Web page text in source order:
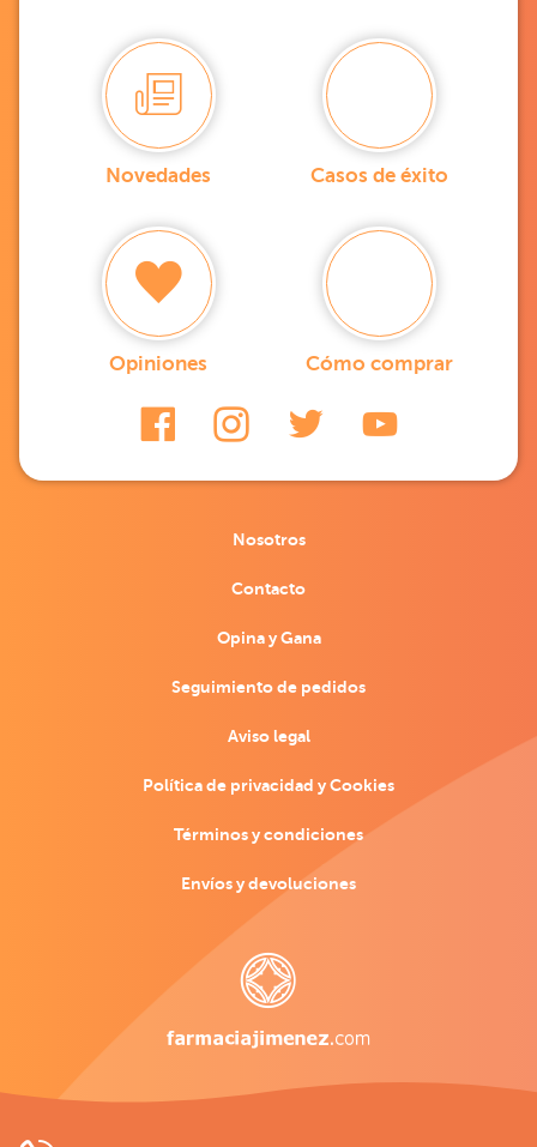
Novedades Casos de éxito
Opiniones Cómo comprar
Nosotros
Contacto
Opina y Gana
Seguimiento de pedidos
Aviso legal
Política de privacidad y Cookies
Términos y condiciones
Envíos y devoluciones